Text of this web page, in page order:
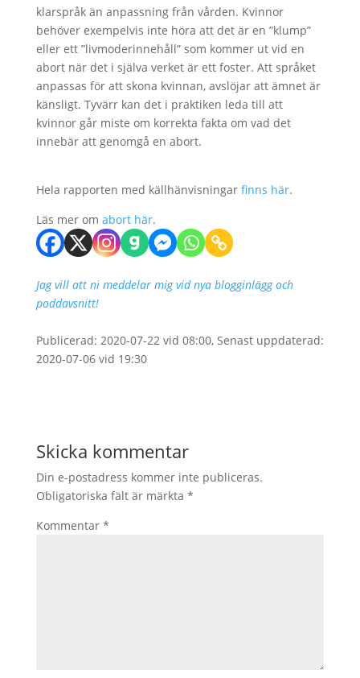
klarspråk än anpassning från vården. Kvinnor
behöver exempelvis inte höra att det är en ”klump”
eller ett ”livmoderinnehåll” som kommer ut vid en
abort när det i själva verket är ett foster. Att språket
anpassas för att skona kvinnan, avslöjar att ämnet är
känsligt. Tyvärr kan det i praktiken leda till att
kvinnor går miste om korrekta fakta om vad det
innebär att genomgå en abort.
Hela rapporten med källhänvisningar finns här.
Läs mer om abort här.
Jag vill att ni meddelar mig vid nya blogginlägg och
poddavsnitt!
Publicerad: 2020-07-22 vid 08:00, Senast uppdaterad:
2020-07-06 vid 19:30
Skicka kommentar
Din e-postadress kommer inte publiceras.
Obligatoriska fält är märkta *
Kommentar *